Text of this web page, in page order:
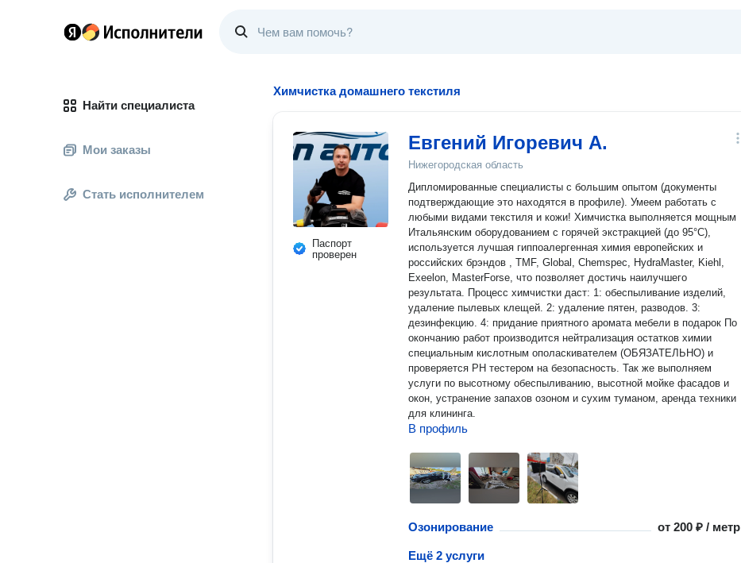
Найти специалиста
Мои заказы
Стать исполнителем
Химчистка домашнего текстиля
Паспорт
проверен
Евгений Игоревич А.
Нижегородская область
Дипломированные специалисты с большим опытом (документы
подтверждающие это находятся в профиле). Умеем работать с
любыми видами текстиля и кожи! Химчистка выполняется мощным
Итальянским оборудованием с горячей экстракцией (до 95°С),
используется лучшая гиппоалергенная химия европейских и
российских брэндов , TMF, Global, Chemspec, HydraMaster, Kiehl,
Exeelon, MasterForse, что позволяет достичь наилучшего
результата. Процесс химчистки даст: 1: обеспыливание изделий,
удаление пылевых клещей. 2: удаление пятен, разводов. 3:
дезинфекцию. 4: придание приятного аромата мебели в подарок По
окончанию работ производится нейтрализация остатков химии
специальным кислотным ополаскивателем (ОБЯЗАТЕЛЬНО) и
проверяется РН тестером на безопасность. Так же выполняем
услуги по высотному обеспыливанию, высотной мойке фасадов и
окон, устранение запахов озоном и сухим туманом, аренда техники
для клининга.
В профиль
Озонирование от200 ₽ / метр
Ещё 2 услуги